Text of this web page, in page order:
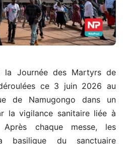
la Journée des Martyrs de
ce 3 juin 2026 au
de Namugongo dans un
la vigilance sanitaire liée à
Après chaque messe, les
basilique du sanctuaire